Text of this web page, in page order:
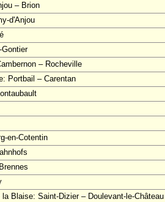
– Brion
d'Anjou
– Rocheville
Portbail – Carentan
en-Cotentin
Blaise: Saint-Dizier – Doulevant-le-Château